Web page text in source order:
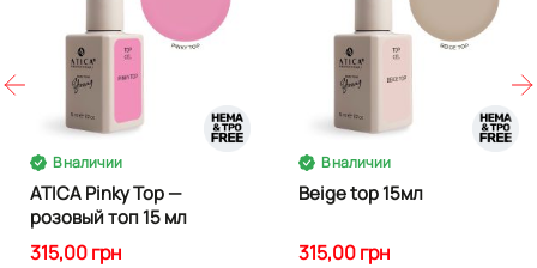
В наличии
ATICA Pinky Top —
розовый топ 15 мл
315,00 грн
В наличии
Beige top 15мл
315,00 грн